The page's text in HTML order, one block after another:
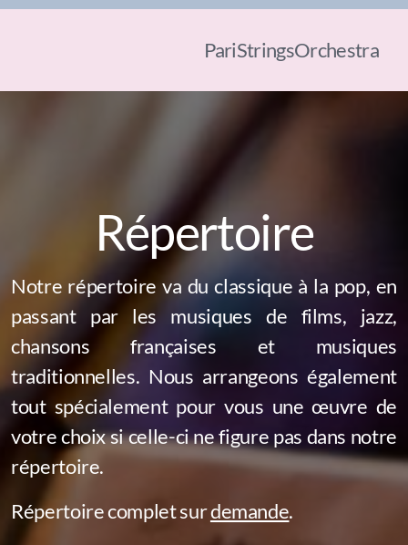
PariStringsOrchestra
Répertoire
Notre répertoire va du classique à la pop, en
passant par les musiques de films, jazz,
chansons françaises et musiques
traditionnelles. Nous arrangeons également
tout spécialement pour vous une œuvre de
votre choix si celle-ci ne figure pas dans notre
répertoire.
Répertoire complet surdemande.